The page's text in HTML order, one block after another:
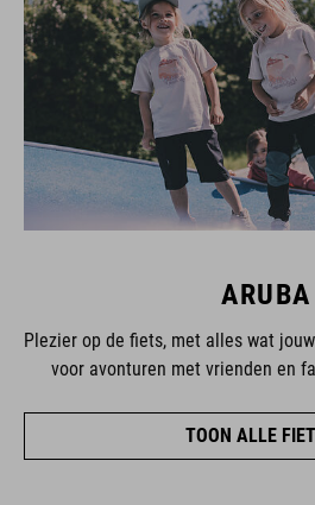
ARUBA
Plezier op de fiets, met alles wat
voor avonturen met vrienden en
TOON ALLE